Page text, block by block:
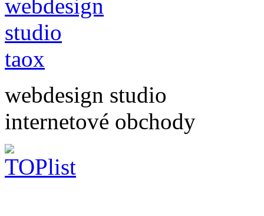
webdesign studio
internetové obchody